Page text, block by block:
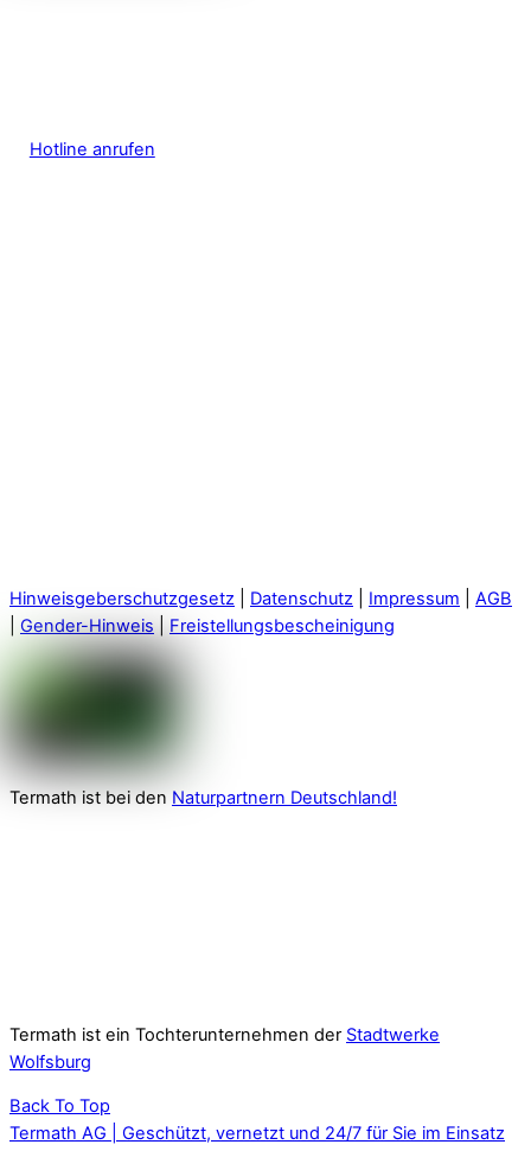
Hotline anrufen
Hinweisgeberschutzgesetz Datenschutz Impressum
AGB
Gender-Hinweis Freistellungsbescheinigung
Termath ist bei den Naturpartnern Deutschland!
Termath ist ein Tochterunternehmen der Stadtwerke
Wolfsburg
Back To Top
Termath AG | Geschützt, vernetzt und 24/7 für Sie im Einsatz